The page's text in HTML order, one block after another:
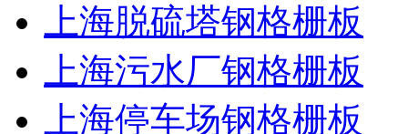
上海脱硫塔钢格栅板
上海污水厂钢格栅板
上海停车场钢格栅板